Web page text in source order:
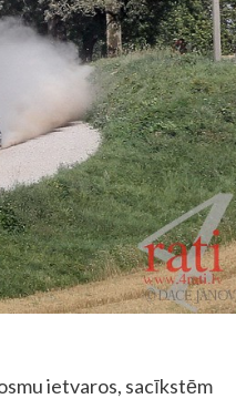
ietvaros, sacīkstēm